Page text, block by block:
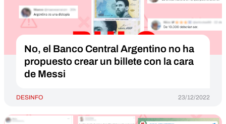
No, el Banco Central Argentino no ha
propuesto crear un billete con la cara
de Messi
DESINFO 23/12/2022